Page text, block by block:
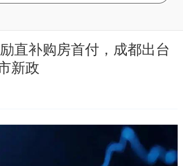
直补购房首付，成都出台
新政